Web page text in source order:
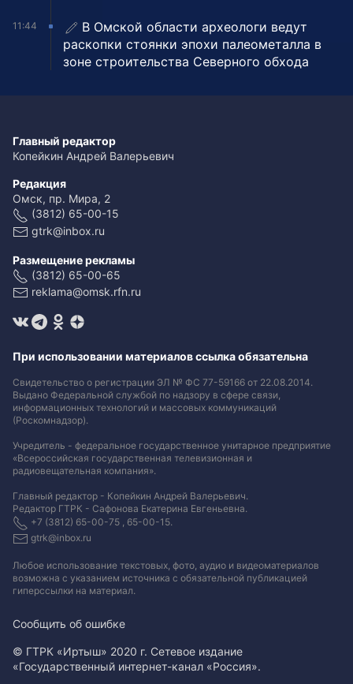
11:44
В Омской области археологи ведут
раскопки стоянки эпохи палеометалла в
зоне строительства Северного обхода
Главный редактор
Копейкин Андрей Валерьевич
Редакция
Омск, пр. Мира, 2
(3812) 65-00-15
gtrk@inbox.ru
Размещение рекламы
(3812) 65-00-65
reklama@omsk.rfn.ru
При использовании материалов ссылка обязательна
Свидетельство о регистрации ЭЛ № ФС 77-59166 от 22.08.2014.
Выдано Федеральной службой по надзору в сфере связи,
информационных технологий и массовых коммуникаций
(Роскомнадзор).
Учредитель - федеральное государственное унитарное предприятие
«Всероссийская государственная телевизионная и
радиовещательная компания».
Главный редактор - Копейкин Андрей Валерьевич.
Редактор ГТРК - Сафонова Екатерина Евгеньевна.
+7 (3812) 65-00-75 , 65-00-15.
gtrk@inbox.ru
Любое использование текстовых, фото, аудио и видеоматериалов
возможна с указанием источника с обязательной публикацией
гиперссылки на материал.
Сообщить об ошибке
© ГТРК «Иртыш» 2020 г. Сетевое издание
«Государственный интернет-канал «Россия».